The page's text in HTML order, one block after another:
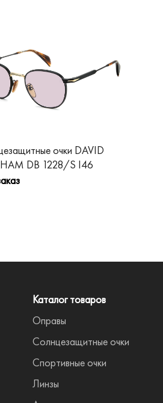
очки DAVID
DB 1228/S I46
Каталог товаров
Оправы
Солнцезащитные очки
Спортивные очки
Линзы